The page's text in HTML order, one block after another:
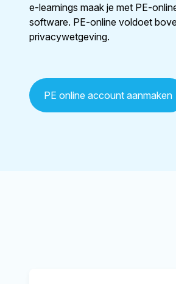
e-learnings maak je met PE-
software. PE-online voldoet
privacywetgeving.
PE online account aanmaken